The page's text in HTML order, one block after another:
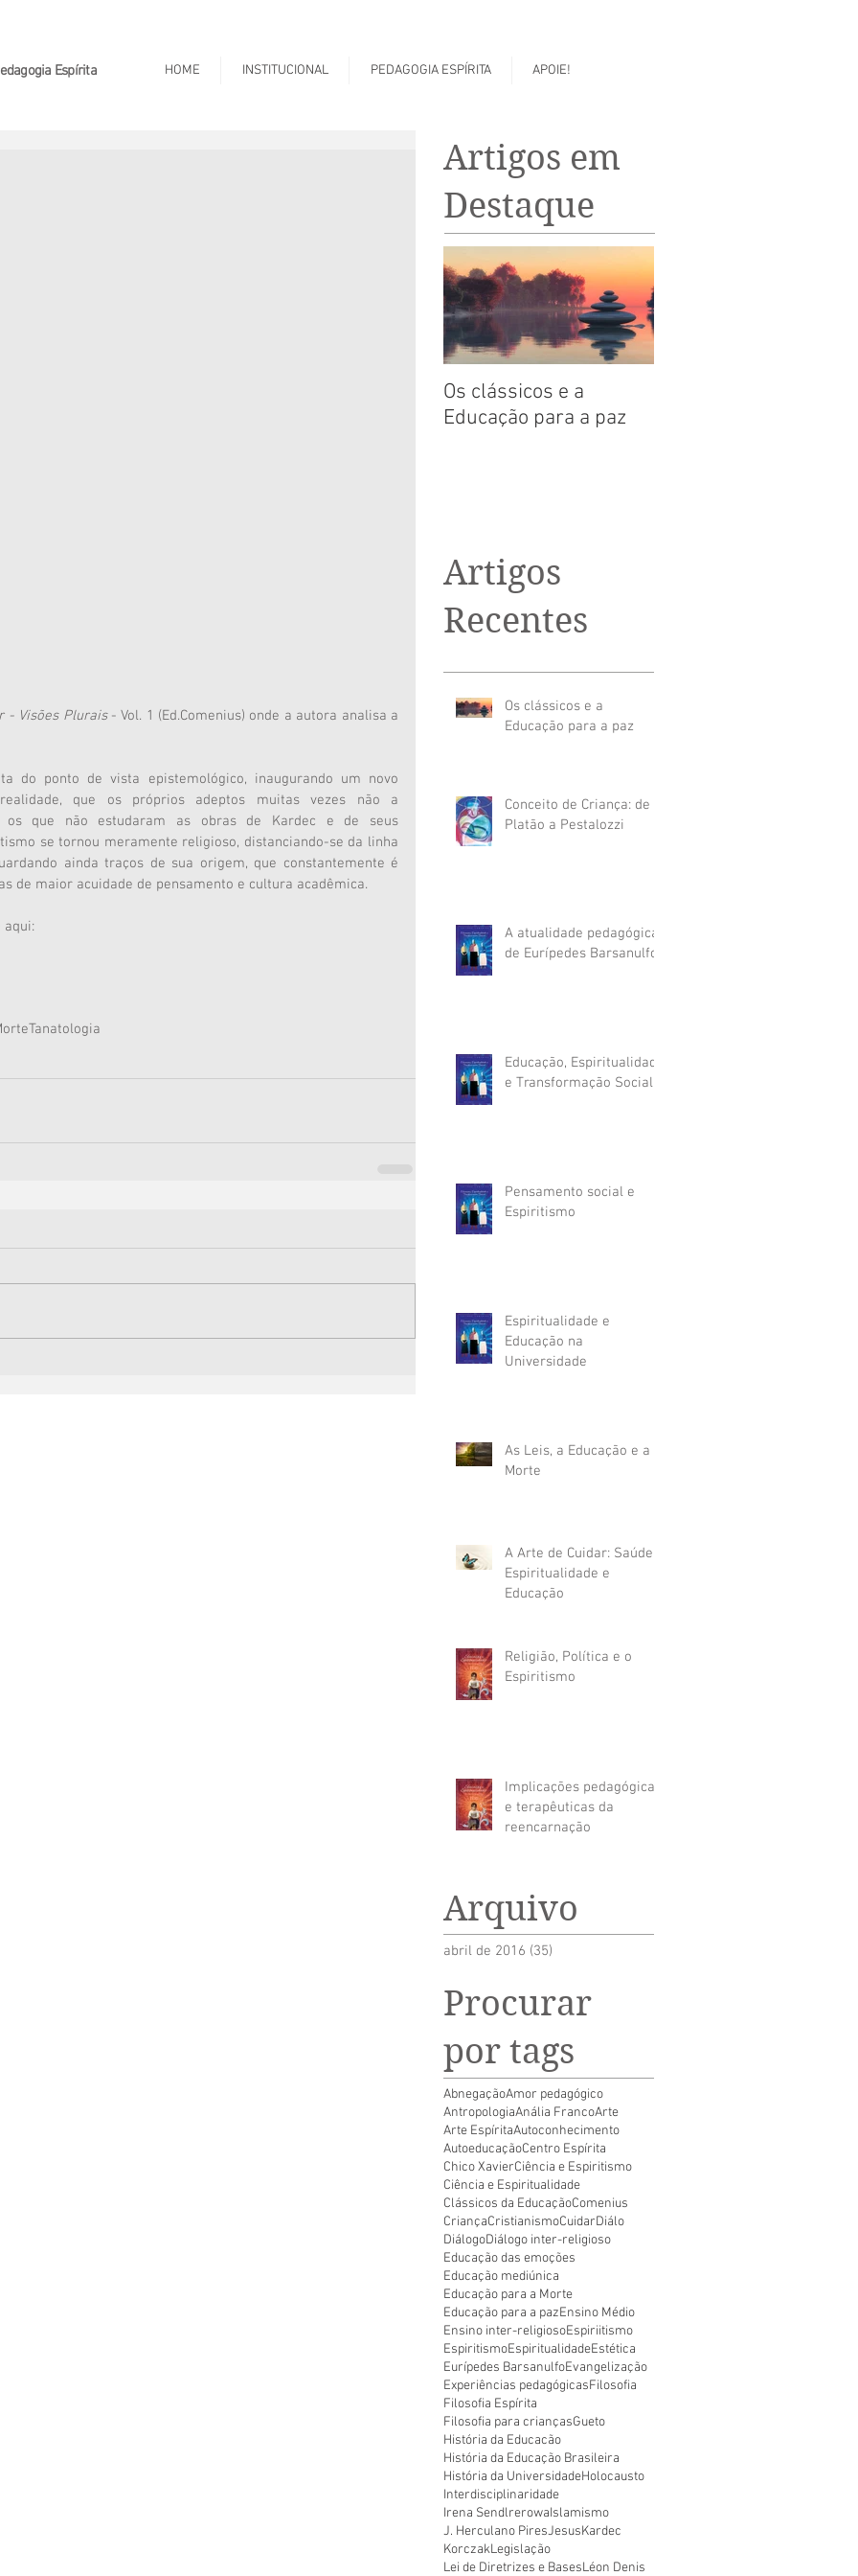
HOME INSTITUCIONAL PEDAGOGIA ESPÍRITA APOIE!
Espírita
- Visões Plurais - Vol. 1 (Ed.Comenius) onde a autora analisa a
do ponto de vista epistemológico, inaugurando um novo
que os próprios adeptos muitas vezes não a
os que não estudaram as obras de Kardec e de seus
se tornou meramente religioso, distanciando-se da linha
ainda traços de sua origem, que constantemente é
de maior acuidade de pensamento e cultura acadêmica.
aqui:
Tanatologia
Artigos em
Destaque
Os clássicos e a
Educação para a paz
Artigos
Recentes
Os clássicos e a
Educação para a paz
Conceito de Criança: de
Platão a Pestalozzi
A atualidade pedagógica
de Eurípedes Barsanulfo
Educação, Espiritualidade
e Transformação Social
Pensamento social e
Espiritismo
Espiritualidade e
Educação na
Universidade
As Leis, a Educação e a
Morte
A Arte de Cuidar: Saúde,
Espiritualidade e
Educação
Religião, Política e o
Espiritismo
Implicações pedagógicas
e terapêuticas da
reencarnação
Arquivo
abril de 2016 (35)
Procurar
por tags
AbnegaçãoAmor pedagógico
AntropologiaAnália FrancoArte
Arte EspíritaAutoconhecimento
AutoeducaçãoCentro Espírita
Chico XavierCiência e Espiritismo
Ciência e Espiritualidade
Clássicos da EducaçãoComenius
CriançaCristianismoCuidarDiálo
DiálogoDiálogo inter-religioso
Educação das emoções
Educação mediúnica
Educação para a Morte
Educação para a pazEnsino Médio
Ensino inter-religiosoEspiriitismo
EspiritismoEspiritualidadeEstética
Eurípedes BarsanulfoEvangelização
Experiências pedagógicasFilosofia
Filosofia Espírita
Filosofia para criançasGueto
História da Educacão
História da Educação Brasileira
História da UniversidadeHolocausto
Interdisciplinaridade
Irena SendlrerowaIslamismo
J. Herculano PiresJesusKardec
KorczakLegislação
Lei de Diretrizes e BasesLéon Denis